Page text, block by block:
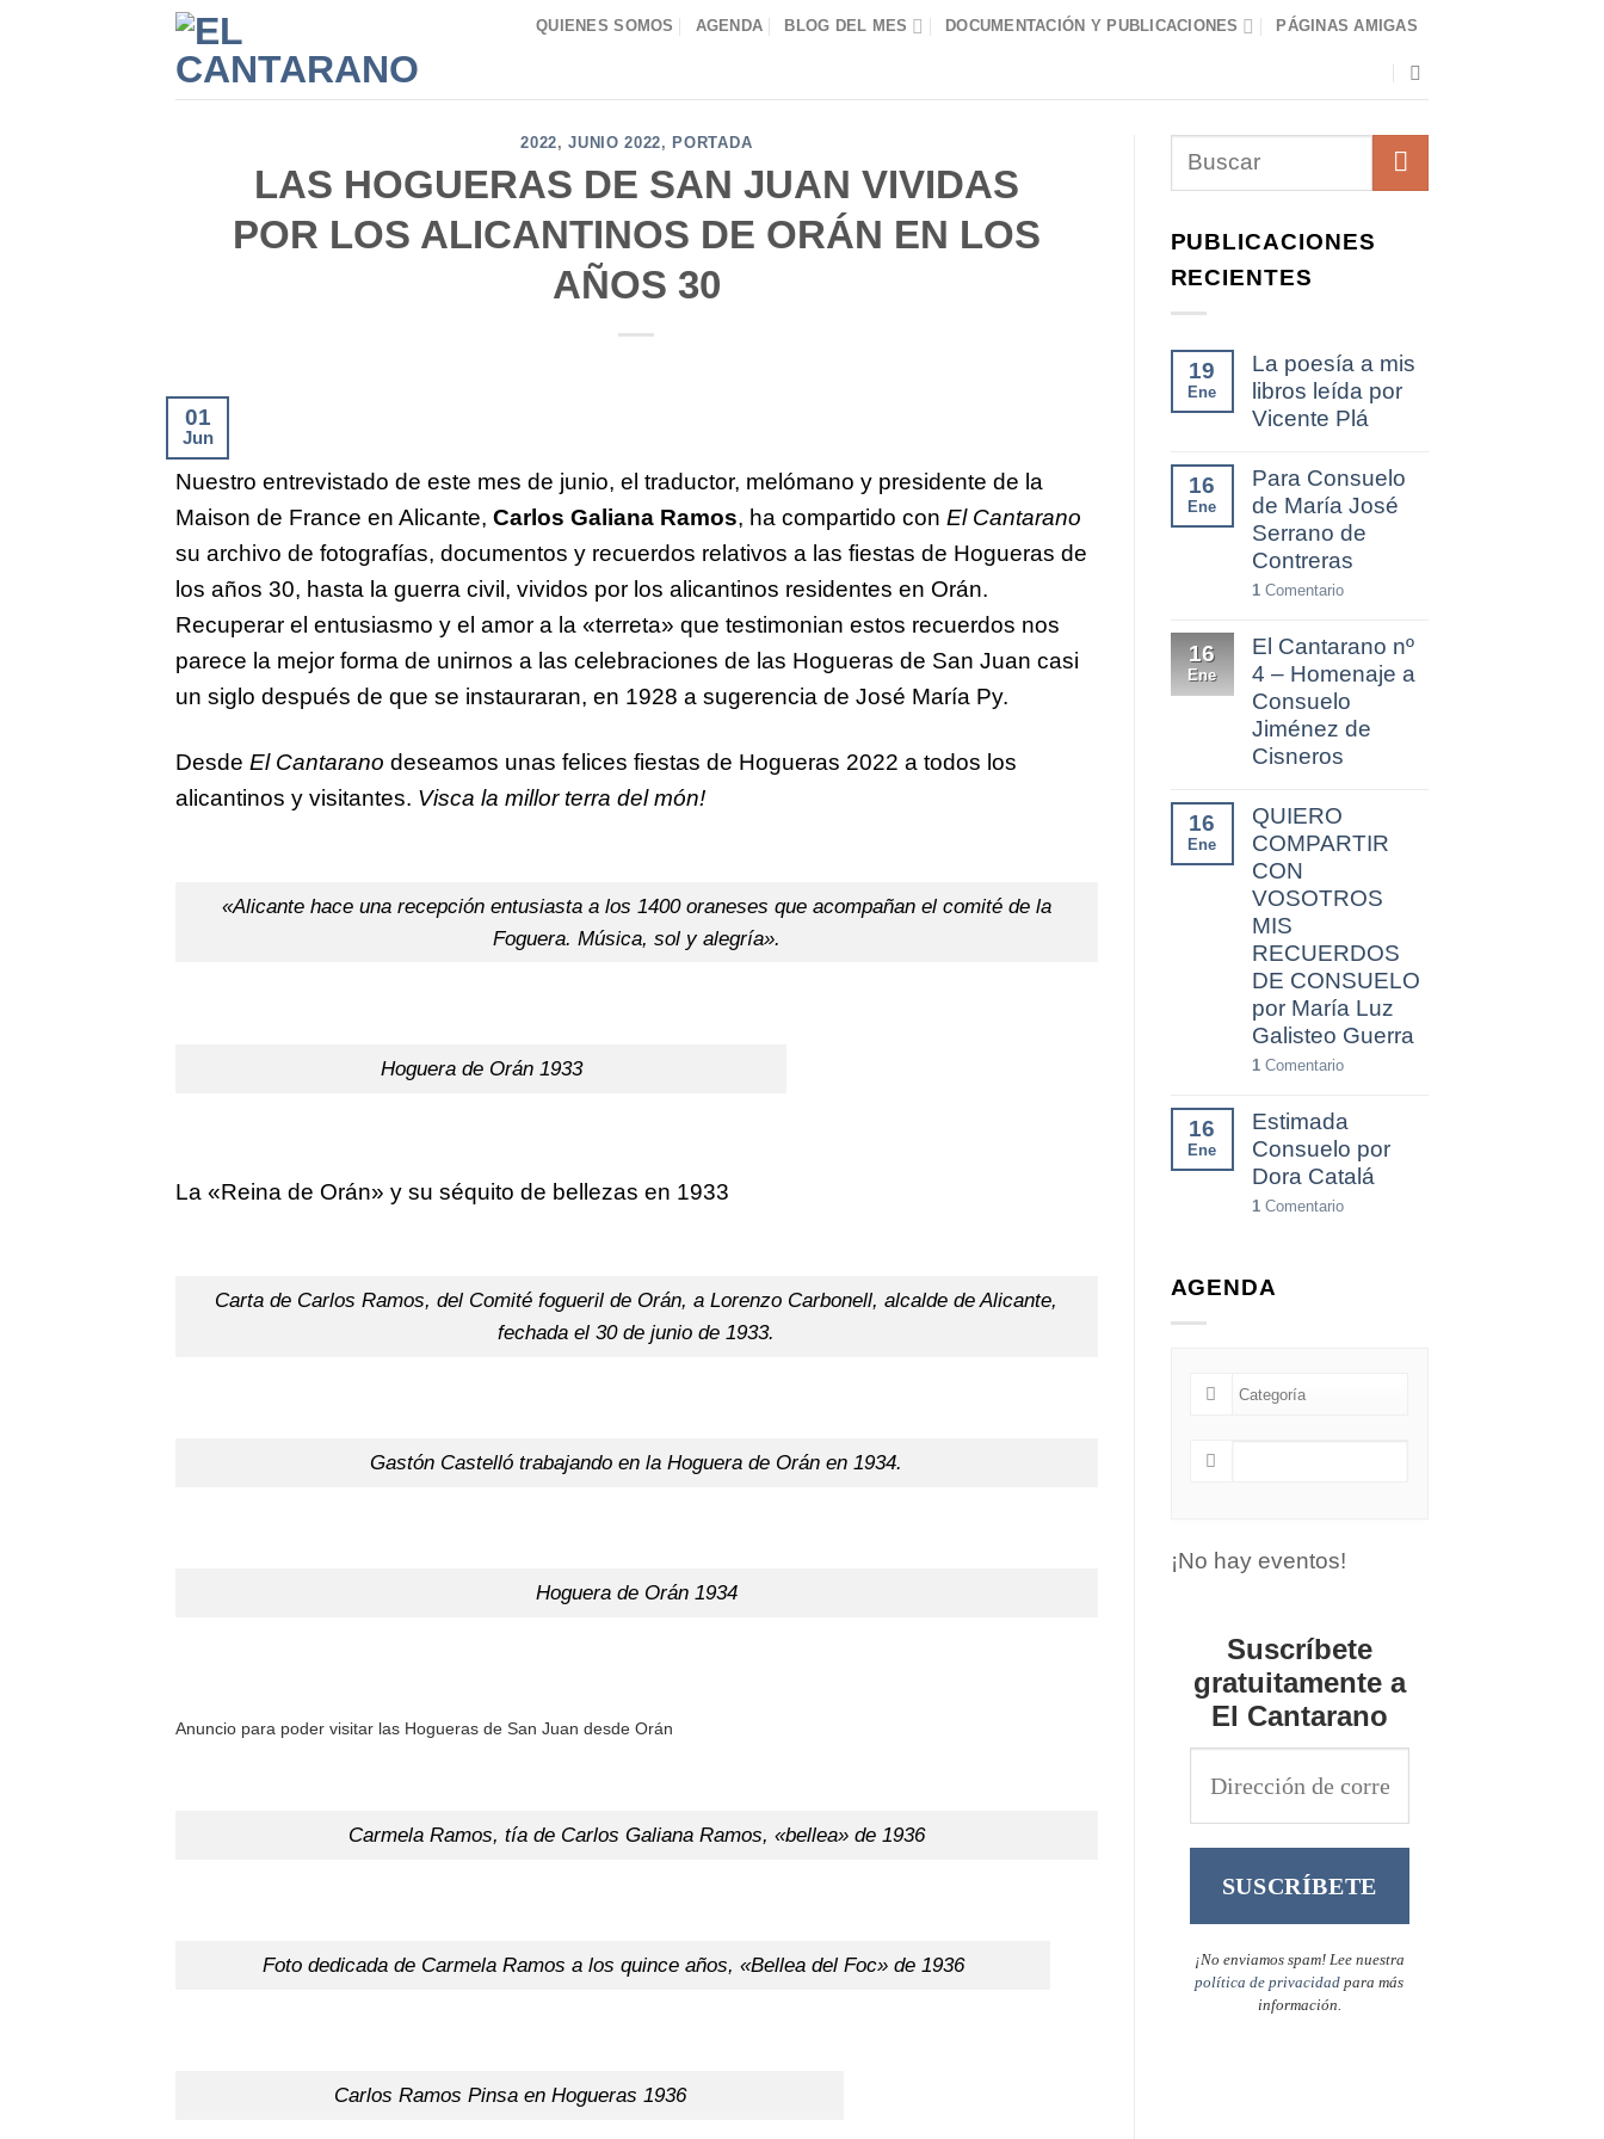
QUIENES SOMOS AGENDA BLOG DEL MES DOCUMENTACIÓN Y PUBLICACIONES PÁGINAS AMIGAS
2022,JUNIO 2022, PORTADA
LAS HOGUERAS DE SAN JUAN VIVIDAS
POR LOS ALICANTINOS DE ORÁN EN LOS
AÑOS 30
01
Jun
Nuestro entrevistado de este mes de junio, el traductor, melómano y presidente de la
Maison de France en Alicante, Carlos Galiana Ramos, ha compartido con El Cantarano
su archivo de fotografías, documentos y recuerdos relativos a las fiestas de Hogueras de
los años 30, hasta la guerra civil, vividos por los alicantinos residentes en Orán.
Recuperar el entusiasmo y el amor a la «terreta» que testimonian estos recuerdos nos
parece la mejor forma de unirnos a las celebraciones de las Hogueras de San Juan casi
un siglo después de que se instauraran, en 1928 a sugerencia de José María Py.
Desde El Cantarano deseamos unas felices fiestas de Hogueras 2022 a todos los
alicantinos y visitantes. Visca la millor terra del món!
«Alicante hace una recepción entusiasta a los 1400 oraneses que acompañan el comité de la
Foguera. Música, sol y alegría».
Hoguera de Orán 1933
La «Reina de Orán» y su séquito de bellezas en 1933
Carta de Carlos Ramos, del Comité fogueril de Orán, a Lorenzo Carbonell, alcalde de Alicante,
fechada el 30 de junio de 1933.
Gastón Castelló trabajando en la Hoguera de Orán en 1934.
Hoguera de Orán 1934
Anuncio para poder visitar las Hogueras de San Juan desde Orán
Carmela Ramos, tía de Carlos Galiana Ramos, «bellea» de 1936
Foto dedicada de Carmela Ramos a los quince años, «Bellea del Foc» de 1936
Carlos Ramos Pinsa en Hogueras 1936
PUBLICACIONES
RECIENTES
19
Ene
La poesía a mis
libros leída por
Vicente Plá
16
Ene
Para Consuelo
de María José
Serrano de
Contreras
1Comentario
16
Ene
El Cantarano nº
4 – Homenaje a
Consuelo
Jiménez de
Cisneros
16
Ene
QUIERO
COMPARTIR
CON
VOSOTROS
MIS
RECUERDOS
DE CONSUELO
por María Luz
Galisteo Guerra
1Comentario
16
Ene
Estimada
Consuelo por
Dora Catalá
1Comentario
AGENDA
¡No hay eventos!
Suscríbete
gratuitamente a
El Cantarano
¡No enviamos spam! Lee nuestra
política de privacidad para más
información.